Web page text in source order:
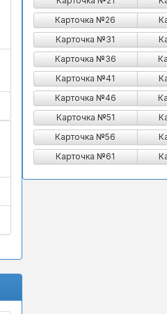
Карточка №26
Карточка №31
Карточка №36
Карточка №41
Карточка №46
Карточка №51
Карточка №56
Карточка №61